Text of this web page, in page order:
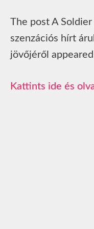
The post A
szenzációs hírt
jövőjéről